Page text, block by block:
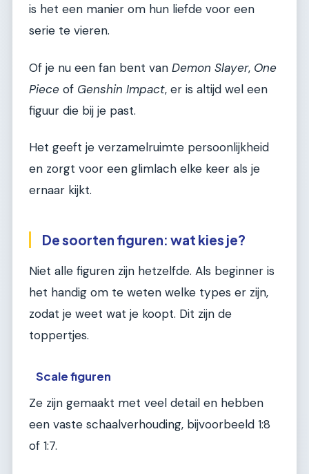
is het een manier om hun liefde voor een
serie te vieren.
Of je nu een fan bent van Demon Slayer, One
Piece of Genshin Impact, er is altijd wel een
figuur die bij je past.
Het geeft je verzamelruimte persoonlijkheid
en zorgt voor een glimlach elke keer als je
ernaar kijkt.
De soorten figuren: wat kies je?
Niet alle figuren zijn hetzelfde. Als beginner is
het handig om te weten welke types er zijn,
zodat je weet wat je koopt. Dit zijn de
toppertjes.
Scale figuren
Ze zijn gemaakt met veel detail en hebben
een vaste schaalverhouding, bijvoorbeeld 1:8
of 1:7.